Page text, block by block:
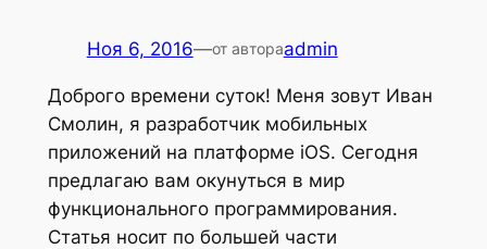
Ноя 6, 2016—от автораadmin
Доброго времени суток! Меня зовут Иван
Смолин, я разработчик мобильных
приложений на платформе iOS. Сегодня
предлагаю вам окунуться в мир
функционального программирования.
Статья носит по большей части